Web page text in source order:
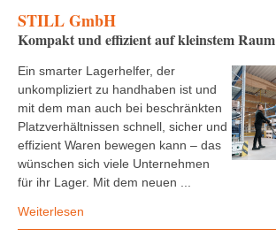
STILL GmbH
Kompakt und effizient auf kleinstem Raum
Ein smarter Lagerhelfer, der
unkompliziert zu handhaben ist und
mit dem man auch bei beschränkten
Platzverhältnissen schnell, sicher und
effizient Waren bewegen kann – das
wünschen sich viele Unternehmen
für ihr Lager. Mit dem neuen ...
Weiterlesen